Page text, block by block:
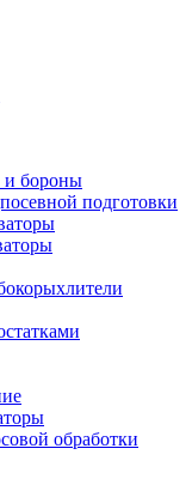
и бороны
подготовки
обработки